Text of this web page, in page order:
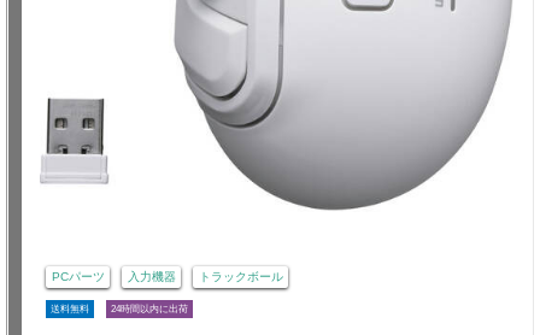
PCパーツ 入力機器 トラックボール
送料無料 24時間以内に出荷